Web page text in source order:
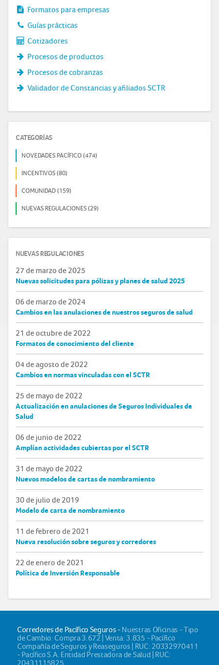
Formatos para empresas
Guías prácticas
Cotizadores
Procesos de productos
Procesos de cobranzas
Validador de Constancias y afiliados SCTR
CATEGORÍAS
NOVEDADES PACÍFICO (474)
INCENTIVOS (80)
COMUNIDAD (159)
NUEVAS REGULACIONES (29)
NUEVAS REGULACIONES
27 de marzo de 2025
Nuevas solicitudes para pólizas y planes de salud 2025
06 de marzo de 2024
Cambios en las anulaciones de nuestros seguros de salud
21 de octubre de 2022
Formatos de conocimiento del cliente
04 de agosto de 2022
Cambios en normas vinculadas con el SCTR
25 de mayo de 2022
Actualización en anulaciones de Seguros Individuales de
Salud
06 de junio de 2022
Amplían actividades cubiertas por el SCTR
31 de mayo de 2022
Nuevos modelos de cartas de nombramiento
30 de julio de 2019
Modelo de carta de nombramiento
11 de febrero de 2021
Nueva resolución sobre seguros y corredores
22 de enero de 2021
Política de Inversión Responsable
Corredores de Pacífico Seguros - Nuestras Oficinas - Tipo
de Cambio: Compra 3.672 | Venta: 3.835 - Pacífico
Compañía de Seguros y Reaseguros | RUC: 20332970411
- Pacífico S.A. Entidad Prestadora de Salud | RUC:
20431115825